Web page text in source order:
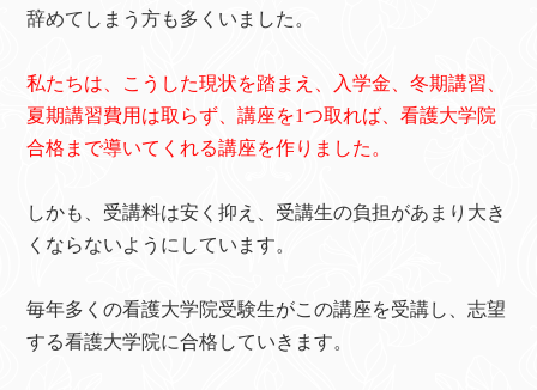
辞めてしまう方も多くいました。
私たちは、こうした現状を踏まえ、入学金、冬期講習、
夏期講習費用は取らず、講座を1つ取れば、看護大学院
合格まで導いてくれる講座を作りました。
しかも、受講料は安く抑え、受講生の負担があまり大き
くならないようにしています。
毎年多くの看護大学院受験生がこの講座を受講し、志望
する看護大学院に合格していきます。